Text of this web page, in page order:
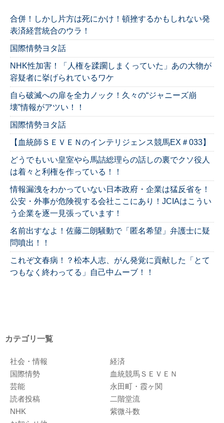
合併！しかし片方は死にかけ！頓挫するかもしれない発
表済経営統合のウラ！
国際情勢ヨタ話
NHK性加害！「人権を蹂躙しまくっていた」あの大物が
容疑者に挙げられているワケ
自ら破滅への扉を全力ノック！久々の“ジャニーズ崩
壊”情報がアツい！！
国際情勢ヨタ話
【血統師ＳＥＶＥＮのインテリジェンス競馬EX＃033】
どうでもいい皇室やら馬詰総理らの話しの裏でクソ役人
は着々と利権を作っている！！
情報漏洩をわかっていない日本政府・企業は猛反省を！
公安・外事が危険視する会社ここにあり！JCIAはこうい
う企業を逐一見張っています！
名前出すなよ！佐藤二朗騒動で「匿名希望」弁護士に疑
問噴出！！
これぞ文春病！？松本人志、がん発覚に貢献した「とて
つもなく終わってる」自己中ムーブ！！
カテゴリ一覧
社会・情報
経済
国際情勢
血統競馬ＳＥＶＥＮ
芸能
永田町・霞ヶ関
読者投稿
二階堂流
NHK
紫微斗数